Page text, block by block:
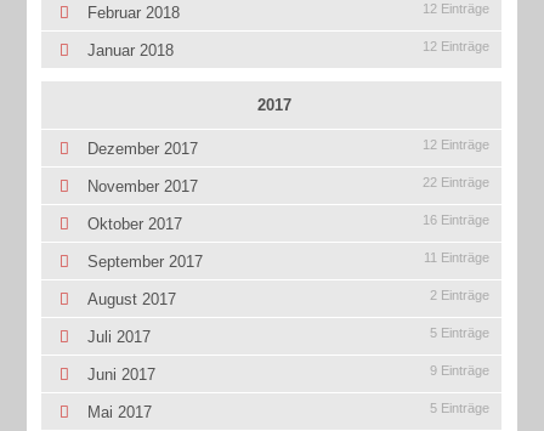
Februar 2018 12 Einträge
Januar 2018 12 Einträge
2017
Dezember 2017 12 Einträge
November 2017 22 Einträge
Oktober 2017 16 Einträge
September 2017 11 Einträge
August 2017 2 Einträge
Juli 2017 5 Einträge
Juni 2017 9 Einträge
Mai 2017 5 Einträge